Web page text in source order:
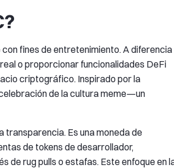
fines de entretenimiento. A diferencia
o proporcionar funcionalidades DeFi
criptográfico. Inspirado por la
de la cultura meme—un
transparencia. Es una moneda de
de tokens de desarrollador,
de rug pulls o estafas. Este enfoque en